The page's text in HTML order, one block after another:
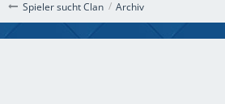
Spieler sucht Clan Archiv